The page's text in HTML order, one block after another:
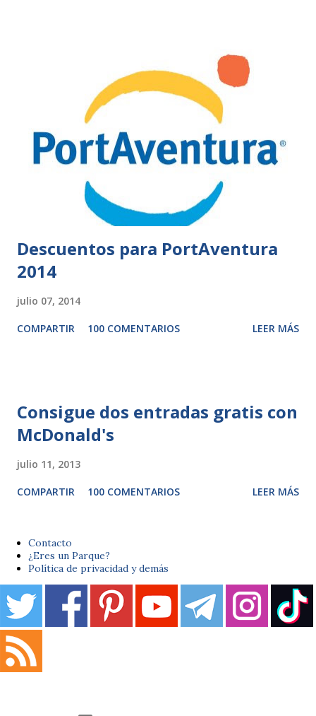
Descuentos para PortAventura
2014
julio 07, 2014
COMPARTIR 100 COMENTARIOS LEER MÁS
Consigue dos entradas gratis con
McDonald's
julio 11, 2013
COMPARTIR 100 COMENTARIOS LEER MÁS
Contacto
¿Eres un Parque?
Política de privacidad y demás